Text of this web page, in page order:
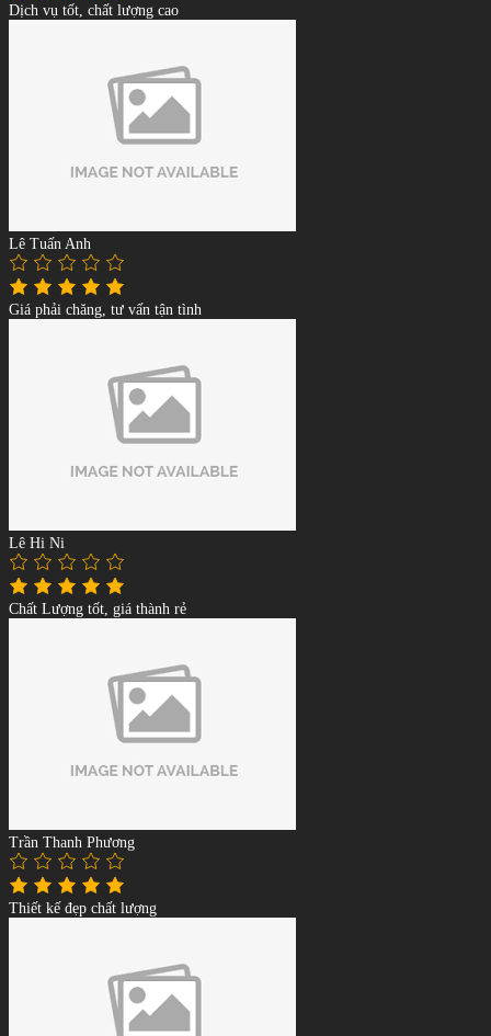
Dịch vụ tốt, chất lượng cao
Lê Tuấn Anh
Giá phải chăng, tư vấn tận tình
Lê Hi Ni
Chất Lượng tốt, giá thành rẻ
Trần Thanh Phương
Thiết kế đẹp chất lượng